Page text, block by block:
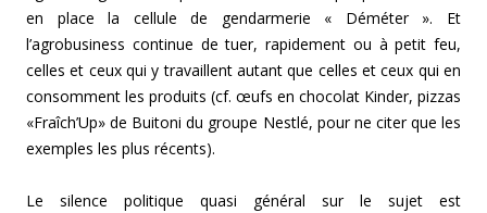
en place la cellule de gendarmerie « Déméter ». Et
l’agrobusiness continue de tuer, rapidement ou à petit feu,
celles et ceux qui y travaillent autant que celles et ceux qui en
consomment les produits (cf. œufs en chocolat Kinder, pizzas
«Fraîch’Up» de Buitoni du groupe Nestlé, pour ne citer que les
exemples les plus récents).
Le silence politique quasi général sur le sujet est